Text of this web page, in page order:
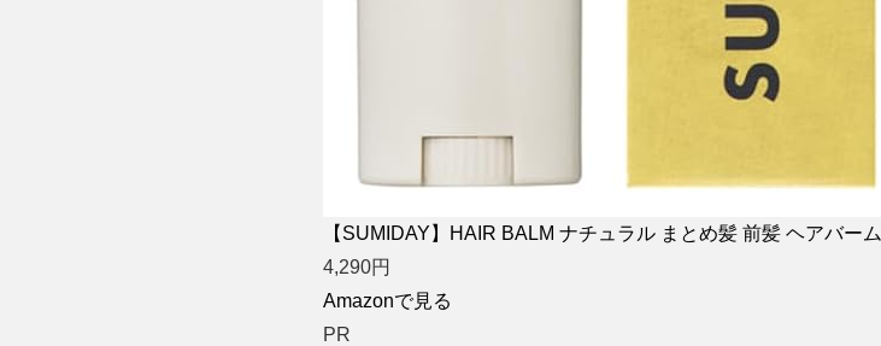
【SUMIDAY】HAIR BALM ナチュラル まとめ髪 前髪 ヘアバーム
4,290円
Amazonで見る
PR